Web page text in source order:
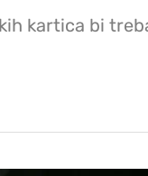
kartica bi